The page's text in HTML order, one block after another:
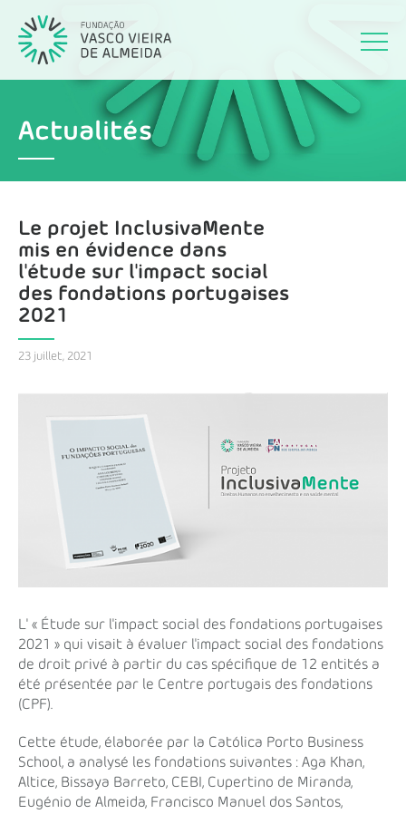
Actualités
Le projet InclusivaMente
mis en évidence dans
l'étude sur l'impact social
des fondations portugaises
2021
23 juillet, 2021
L' « Étude sur l'impact social des fondations portugaises
2021 » qui visait à évaluer l'impact social des fondations
de droit privé à partir du cas spécifique de 12 entités a
été présentée par le Centre portugais des fondations
(CPF).
Cette étude, élaborée par la Católica Porto Business
School, a analysé les fondations suivantes : Aga Khan,
Altice, Bissaya Barreto, CEBI, Cupertino de Miranda,
Eugénio de Almeida, Francisco Manuel dos Santos,